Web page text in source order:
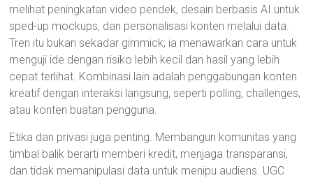
melihat peningkatan video pendek, desain berbasis AI untuk
sped-up mockups, dan personalisasi konten melalui data.
Tren itu bukan sekadar gimmick; ia menawarkan cara untuk
menguji ide dengan risiko lebih kecil dan hasil yang lebih
cepat terlihat. Kombinasi lain adalah penggabungan konten
kreatif dengan interaksi langsung, seperti polling, challenges,
atau konten buatan pengguna.
Etika dan privasi juga penting. Membangun komunitas yang
timbal balik berarti memberi kredit, menjaga transparansi,
dan tidak memanipulasi data untuk menipu audiens. UGC